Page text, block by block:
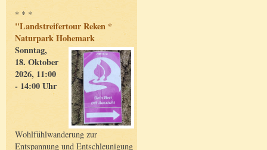
* * *
"Landstreifertour Reken *
Naturpark Hohemark
Sonntag,
18. Oktober
2026, 11:00
- 14:00 Uhr
Wohlfühlwanderung zur
Entspannung und Entschleunigung